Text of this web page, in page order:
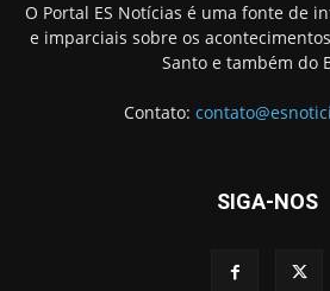
O Portal ES Notícias é uma fonte de
e imparciais sobre os
Santo e também do
Contato:
SIGA-NOS